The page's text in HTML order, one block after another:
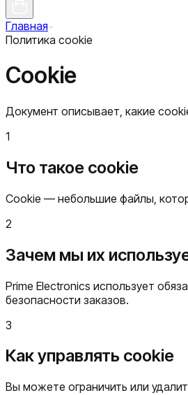
Главная
Политика cookie
Cookie
Документ описывает, какие
1
Что такое cookie
Cookie — небольшие файлы,
2
Зачем мы их
Prime Electronics использует
безопасности заказов.
3
Как управлять cookie
Вы можете ограничить или